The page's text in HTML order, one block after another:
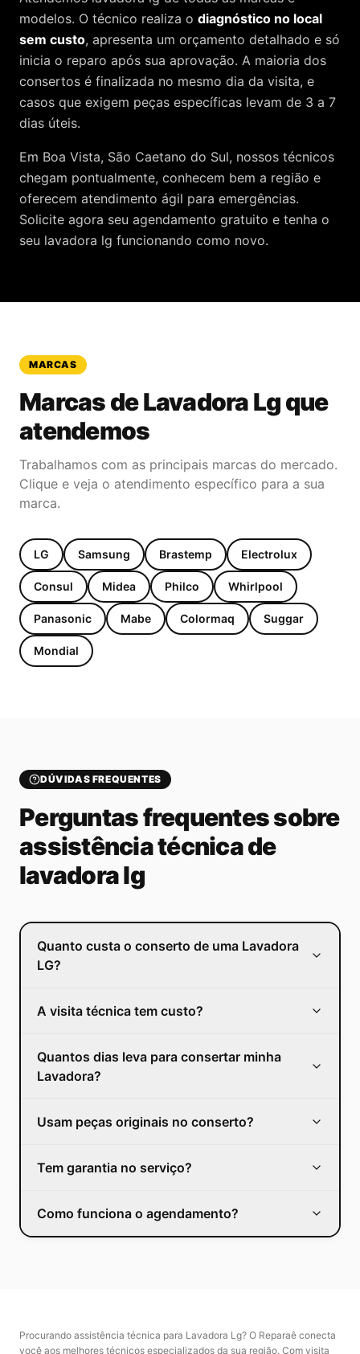
modelos. O técnico realiza o diagnóstico no local
sem custo, apresenta um orçamento detalhado e só
inicia o reparo após sua aprovação. A maioria dos
consertos é finalizada no mesmo dia da visita, e
casos que exigem peças específicas levam de 3 a 7
dias úteis.
Em Boa Vista, São Caetano do Sul, nossos técnicos
chegam pontualmente, conhecem bem a região e
oferecem atendimento ágil para emergências.
Solicite agora seu agendamento gratuito e tenha o
seu lavadora lg funcionando como novo.
MARCAS
Marcas deLavadora Lgque
atendemos
Trabalhamos com as principais marcas do mercado.
Clique e veja o atendimento específico para a sua
marca.
LG Samsung Brastemp Electrolux
Consul Midea Philco Whirlpool
Panasonic Mabe Colormaq Suggar
Mondial
DÚVIDAS FREQUENTES
Perguntas frequentes sobre
assistência técnica de
lavadora lg
Quanto custa o conserto de uma Lavadora
LG?
A visita técnica tem custo?
Quantos dias leva para consertar minha
Lavadora?
Usam peças originais no conserto?
Tem garantia no serviço?
Como funciona o agendamento?
Procurando assistência técnica para Lavadora Lg? O Reparaê conecta
você aos melhores técnicos especializados da sua região. Com visita